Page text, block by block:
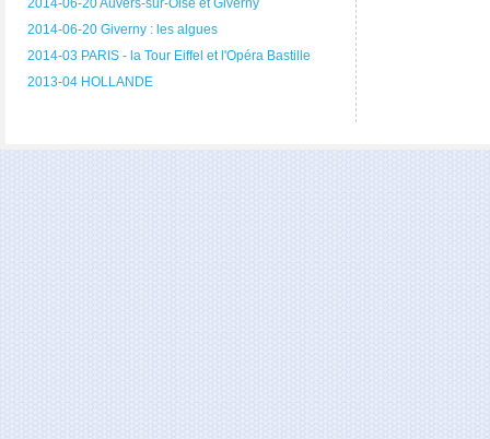
2014-06-20 Giverny : les algues
2014-03 PARIS - la Tour Eiffel et l'Opéra Bastille
2013-04 HOLLANDE